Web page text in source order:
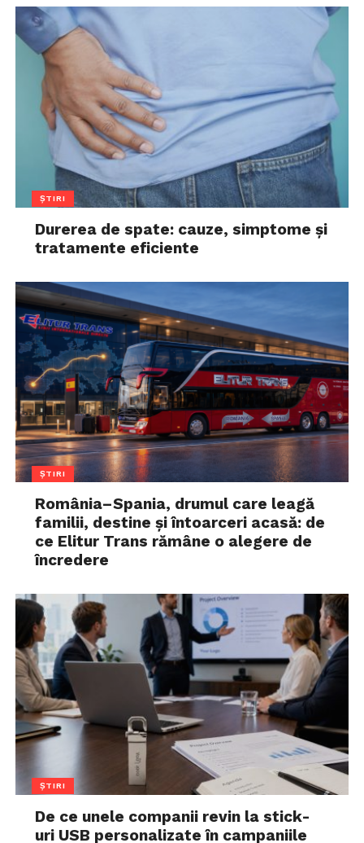
ȘTIRI
Durerea de spate: cauze, simptome și
tratamente eficiente
ȘTIRI
România–Spania, drumul care leagă
familii, destine și întoarceri acasă: de
ce Elitur Trans rămâne o alegere de
încredere
ȘTIRI
De ce unele companii revin la stick-
uri USB personalizate în campaniile